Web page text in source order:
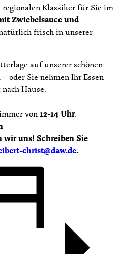
Klassiker für Sie im
Zwiebelsauce und
frisch in unserer
auf unserer schönen
oder Sie nehmen Ihr Essen
Hause.
von12-14 Uhr.
wir uns! Schreiben Sie
christ@daw.de.